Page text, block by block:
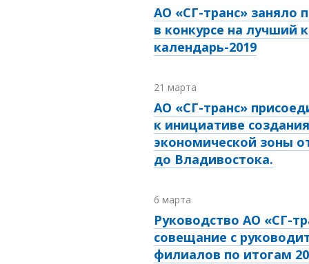
АО «СГ-транс» заняло
в конкурсе на лучший
календарь-2019
21 марта
АО «СГ-транс»
к инициативе
экономической зоны
до Владивостока.
6 марта
Руководство АО «СГ-
совещание с
филиалов по итогам